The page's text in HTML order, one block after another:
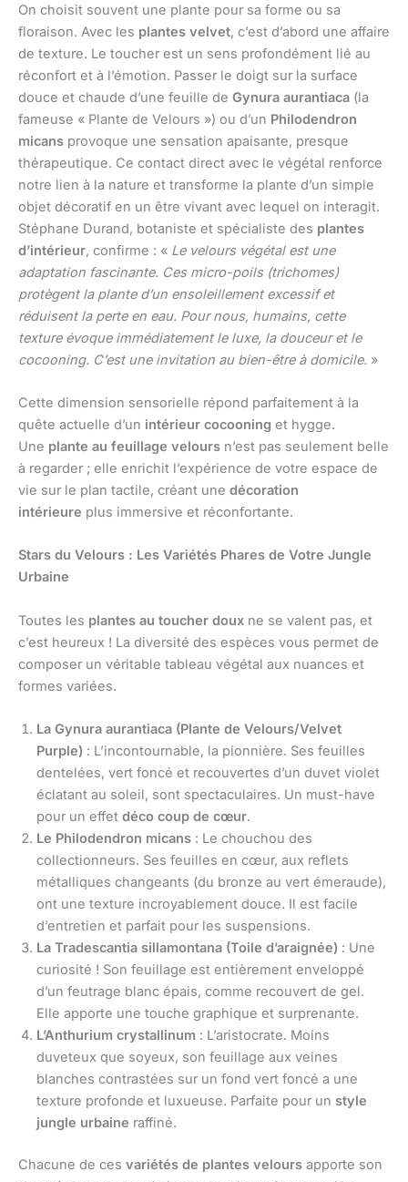
On choisit souvent une plante pour sa forme ou sa
floraison. Avec les plantes velvet, c’est d’abord une affaire
de texture. Le toucher est un sens profondément lié au
réconfort et à l’émotion. Passer le doigt sur la surface
douce et chaude d’une feuille de Gynura aurantiaca (la
fameuse « Plante de Velours ») ou d’un Philodendron
micans provoque une sensation apaisante, presque
thérapeutique. Ce contact direct avec le végétal renforce
notre lien à la nature et transforme la plante d’un simple
objet décoratif en un être vivant avec lequel on interagit.
Stéphane Durand, botaniste et spécialiste des plantes
d’intérieur, confirme : « Le velours végétal est une
adaptation fascinante. Ces micro-poils (trichomes)
protègent la plante d’un ensoleillement excessif et
réduisent la perte en eau. Pour nous, humains, cette
texture évoque immédiatement le luxe, la douceur et le
cocooning. C’est une invitation au bien-être à domicile. »
Cette dimension sensorielle répond parfaitement à la
quête actuelle d’un intérieur cocooning et hygge.
Une plante au feuillage velours n’est pas seulement belle
à regarder ; elle enrichit l’expérience de votre espace de
vie sur le plan tactile, créant une décoration
intérieure plus immersive et réconfortante.
Stars du Velours : Les Variétés Phares de Votre Jungle
Urbaine
Toutes les plantes au toucher doux ne se valent pas, et
c’est heureux ! La diversité des espèces vous permet de
composer un véritable tableau végétal aux nuances et
formes variées.
La Gynura aurantiaca (Plante de Velours/Velvet
Purple) : L’incontournable, la pionnière. Ses feuilles
dentelées, vert foncé et recouvertes d’un duvet violet
éclatant au soleil, sont spectaculaires. Un must-have
pour un effet déco coup de cœur.
Le Philodendron micans : Le chouchou des
collectionneurs. Ses feuilles en cœur, aux reflets
métalliques changeants (du bronze au vert émeraude),
ont une texture incroyablement douce. Il est facile
d’entretien et parfait pour les suspensions.
La Tradescantia sillamontana (Toile d’araignée) : Une
curiosité ! Son feuillage est entièrement enveloppé
d’un feutrage blanc épais, comme recouvert de gel.
Elle apporte une touche graphique et surprenante.
L’Anthurium crystallinum : L’aristocrate. Moins
duveteux que soyeux, son feuillage aux veines
blanches contrastées sur un fond vert foncé a une
texture profonde et luxueuse. Parfaite pour un style
jungle urbaine raffiné.
Chacune de ces variétés de plantes velours apporte son